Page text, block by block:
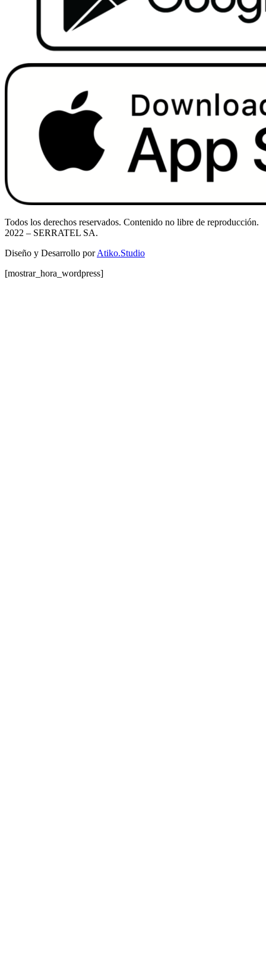
Todos los derechos reservados. Contenido no libre de reproducción.
2022 – SERRATEL SA.
Diseño y Desarrollo porAtiko.Studio
[mostrar_hora_wordpress]